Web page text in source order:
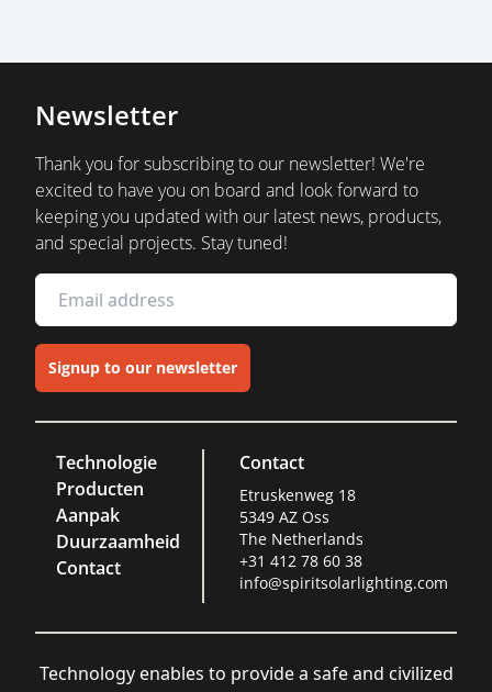
Newsletter
Thank you for subscribing to our newsletter! We're
excited to have you on board and look forward to
keeping you updated with our latest news, products,
and special projects. Stay tuned!
Signup to our newsletter
Technologie
Producten
Aanpak
Duurzaamheid
Contact
Contact
Etruskenweg 18
5349 AZ Oss
The Netherlands
+31 412 78 60 38
info@spiritsolarlighting.com
Technology enables to provide a safe and civilized